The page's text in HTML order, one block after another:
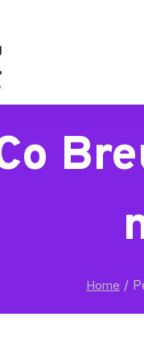
Home /